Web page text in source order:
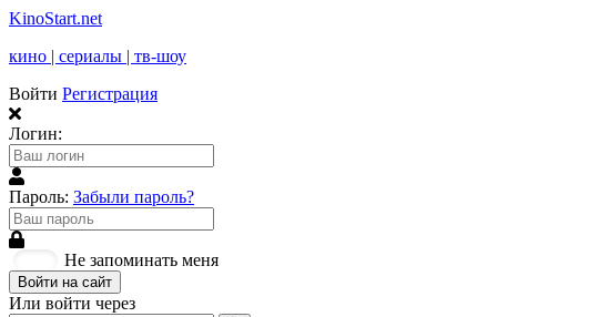
KinoStart.net
кино | сериалы | тв-шоу
Войти Регистрация
Логин:
Пароль: Забыли пароль?
Не запоминать меня
Войти на сайт
Или войти через